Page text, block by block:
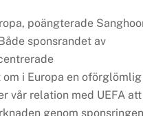
poängterade
sponsrandet av
i Europa en oförglömlig
vår relation med UEFA att
genom sponsringen